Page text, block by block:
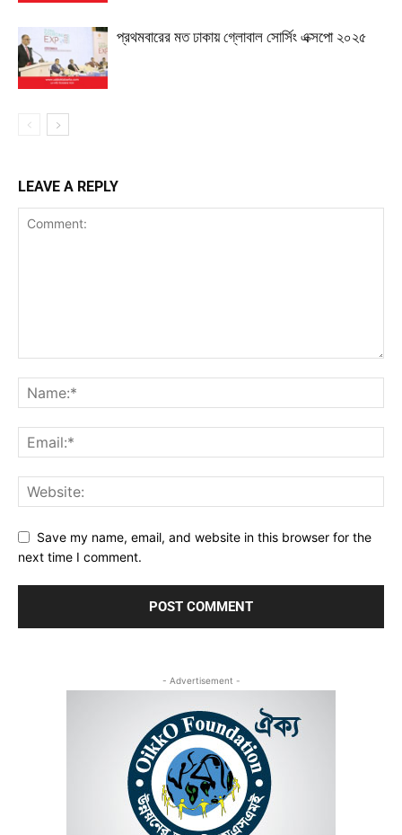
প্রথমবারের মত ঢাকায় গ্লোবাল সোর্সিং এক্সপো ২০২৫
LEAVE A REPLY
Save my name, email, and website in this browser for the
next time I comment.
- Advertisement -